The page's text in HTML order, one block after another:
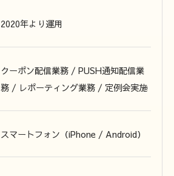
2020年より運用
クーポン配信業務 / PUSH通知配信業
務 / レポーティング業務 / 定例会実施
スマートフォン（iPhone / Android）